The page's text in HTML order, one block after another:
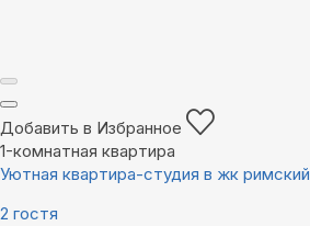
Добавить в Избранное
1-комнатная квартира
Уютная квартира-студия в жк римский
2 гостя